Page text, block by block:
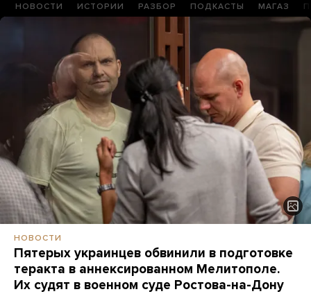
НОВОСТИ ИСТОРИИ РАЗБОР ПОДКАСТЫ МАГАЗ
НОВОСТИ
Пятерых украинцев обвинили в подготовке
теракта в аннексированном Мелитополе.
Их судят в военном суде Ростова-на-Дону